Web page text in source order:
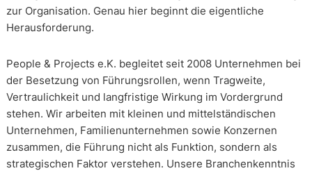
zur Organisation. Genau hier beginnt die eigentliche
Herausforderung.
People & Projects e.K. begleitet seit 2008 Unternehmen bei
der Besetzung von Führungsrollen, wenn Tragweite,
Vertraulichkeit und langfristige Wirkung im Vordergrund
stehen. Wir arbeiten mit kleinen und mittelständischen
Unternehmen, Familienunternehmen sowie Konzernen
zusammen, die Führung nicht als Funktion, sondern als
strategischen Faktor verstehen. Unsere Branchenkenntnis